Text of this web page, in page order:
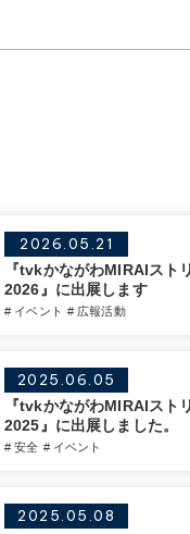
2026.05.21
『tvkかながわMIRAIスト
2026』に出展します
# イベント # 広報活動
2025.06.05
『tvkかながわMIRAIスト
2025』に出展しました。
# 安全 # イベント
2025.05.08